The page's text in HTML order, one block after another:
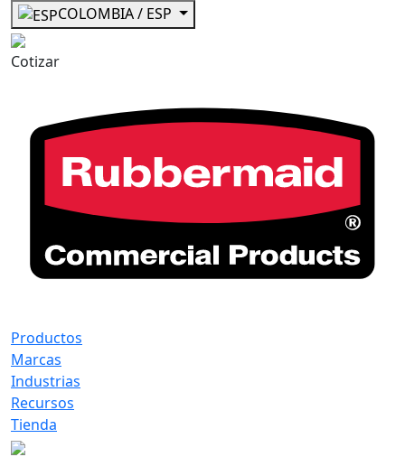
COLOMBIA / ESP
Cotizar
Productos
Marcas
Industrias
Recursos
Tienda